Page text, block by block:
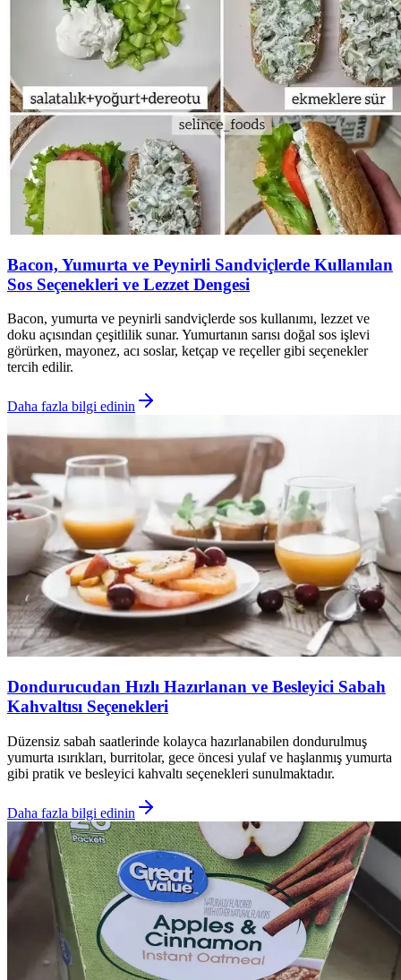
Bacon, Yumurta ve Peynirli Sandviçlerde Kullanılan
Sos Seçenekleri ve Lezzet Dengesi
Bacon, yumurta ve peynirli sandviçlerde sos kullanımı, lezzet ve
doku açısından çeşitlilik sunar. Yumurtanın sarısı doğal sos işlevi
görürken, mayonez, acı soslar, ketçap ve reçeller gibi seçenekler
tercih edilir.
Daha fazla bilgi edinin
Dondurucudan Hızlı Hazırlanan ve Besleyici Sabah
Kahvaltısı Seçenekleri
Düzensiz sabah saatlerinde kolayca hazırlanabilen dondurulmuş
yumurta ısırıkları, burritolar, gece öncesi yulaf ve haşlanmış yumurta
gibi pratik ve besleyici kahvaltı seçenekleri sunulmaktadır.
Daha fazla bilgi edinin